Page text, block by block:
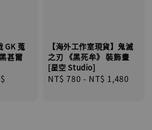
GK 蒐
甚爾
【海外工作室現貨】鬼滅
之刃 《黑死牟》 裝飾畫
[星空 Studio]
Regular
NT$ 780 - NT$ 1,480